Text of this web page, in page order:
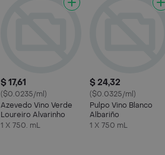
$ 17,61
($0.0235/ml)
Azevedo Vino Verde
Loureiro Alvarinho
1 X 750. mL
$ 24,32
($0.0325/ml)
Pulpo Vino Blanco
Albariño
1 X 750 mL